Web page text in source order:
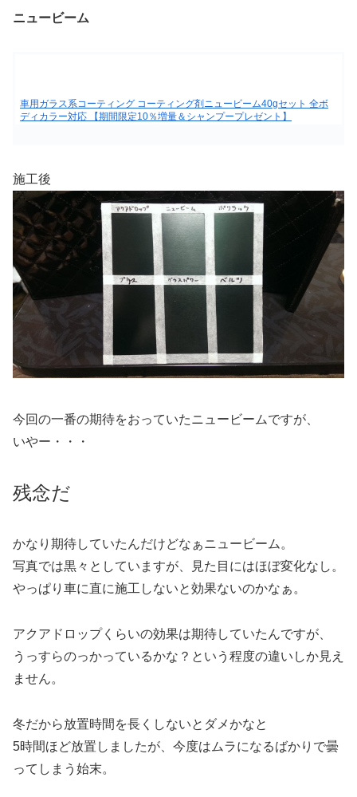
ニュービーム
車用ガラス系コーティング コーティング剤ニュービーム40gセット 全ボ
ディカラー対応 【期間限定10％増量＆シャンプープレゼント】
施工後
今回の一番の期待をおっていたニュービームですが、
いやー・・・
残念だ
かなり期待していたんだけどなぁニュービーム。
写真では黒々としていますが、見た目にはほぼ変化なし。
やっぱり車に直に施工しないと効果ないのかなぁ。
アクアドロップくらいの効果は期待していたんですが、
うっすらのっかっているかな？という程度の違いしか見え
ません。
冬だから放置時間を長くしないとダメかなと
5時間ほど放置しましたが、今度はムラになるばかりで曇
ってしまう始末。